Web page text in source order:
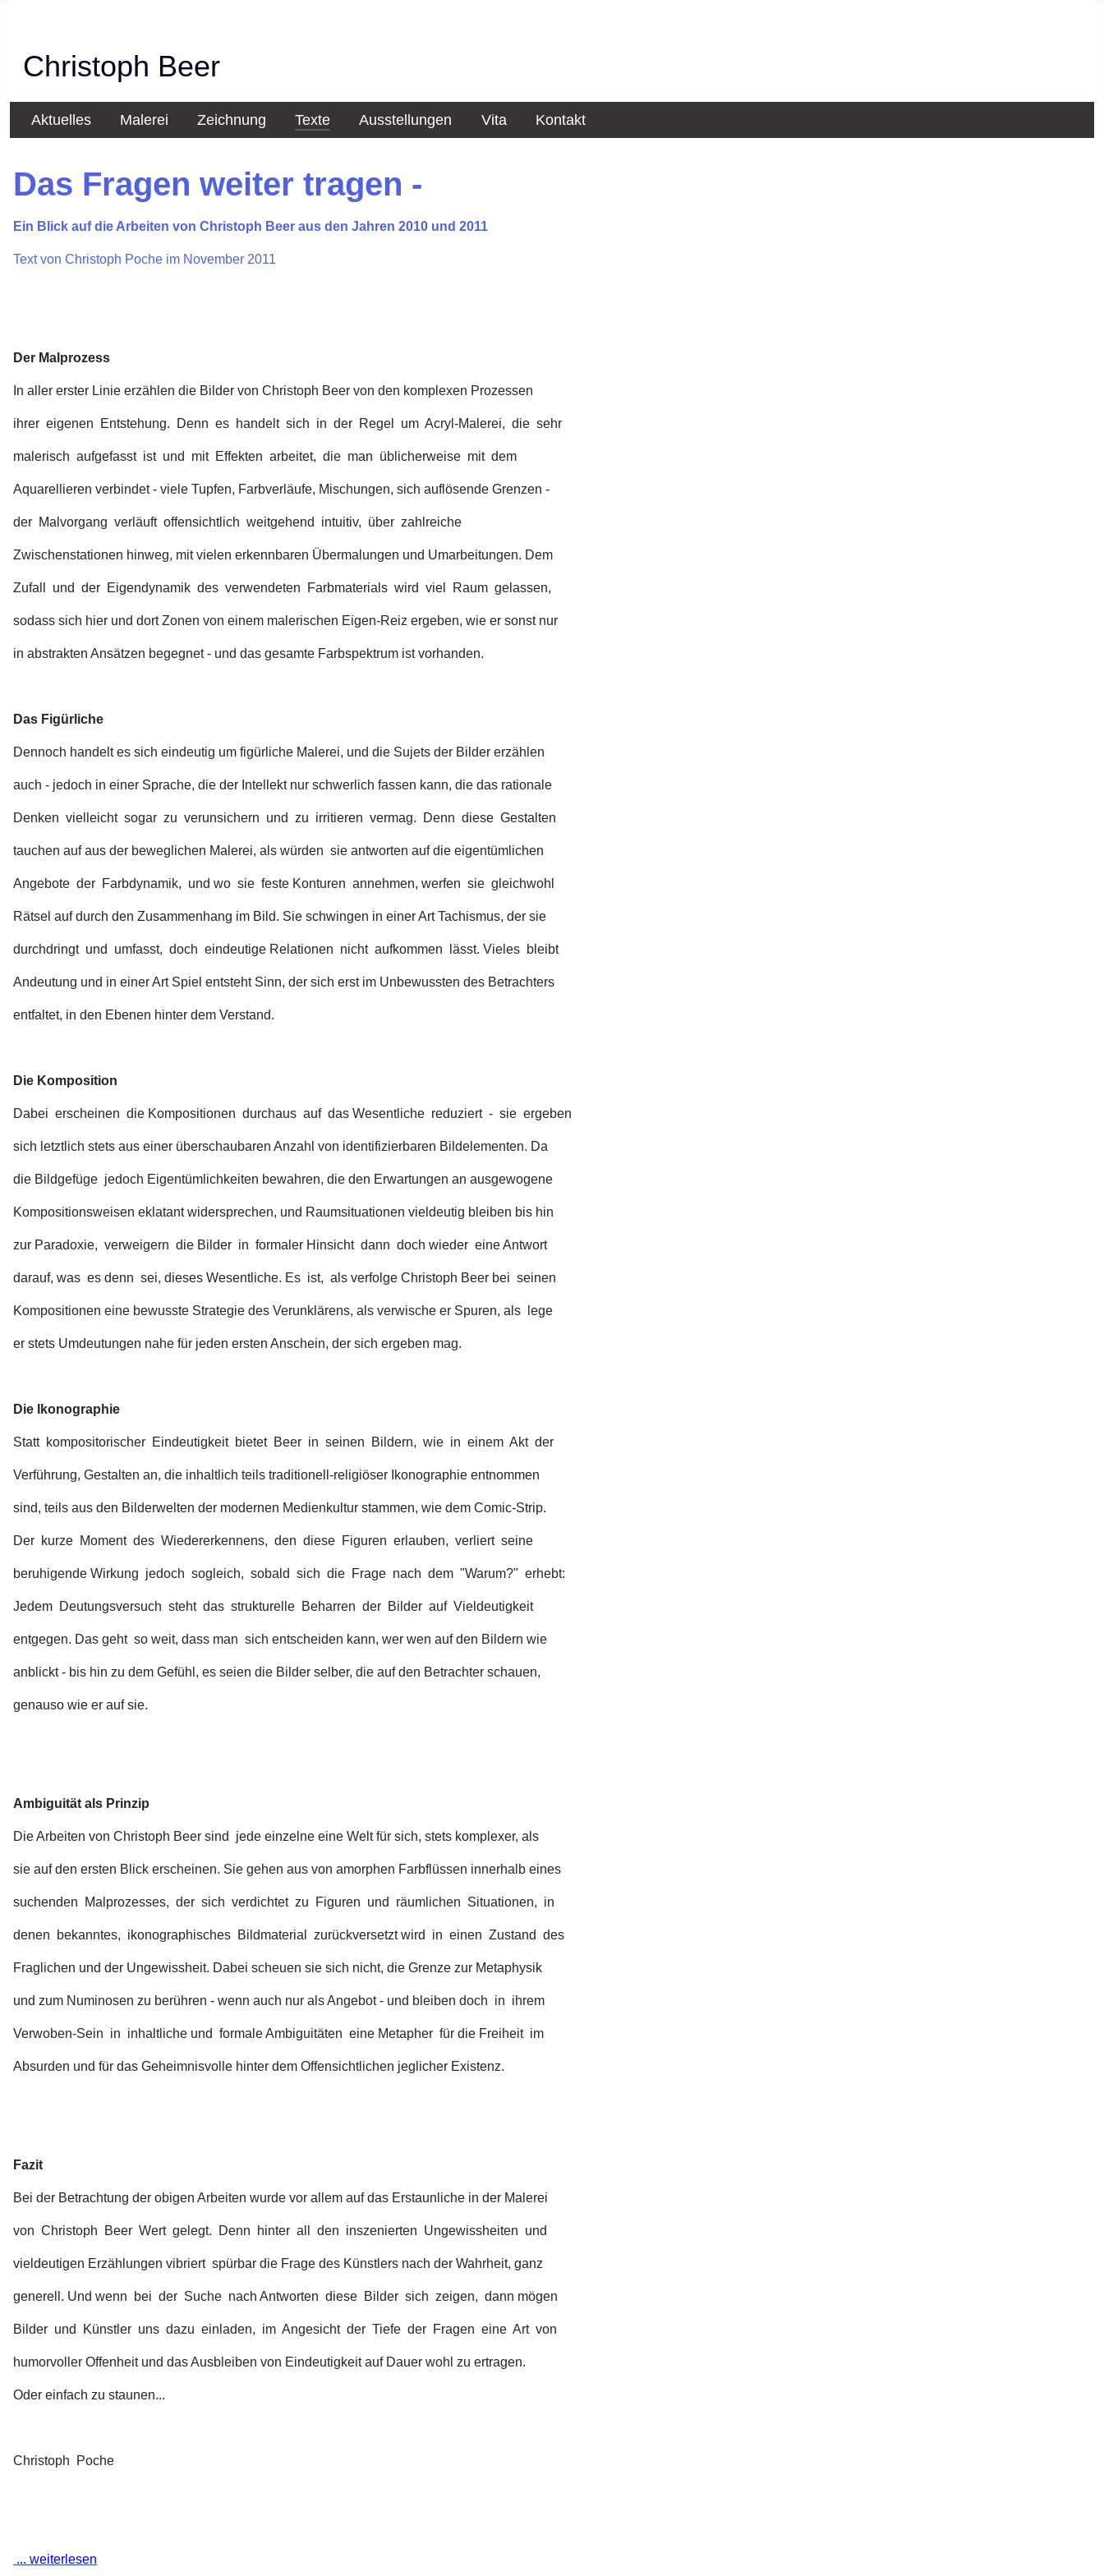
Christoph Beer
Aktuelles Malerei Zeichnung Texte Ausstellungen Vita Kontakt
Das Fragen weiter tragen -
Ein Blick auf die Arbeiten von Christoph Beer aus den Jahren 2010 und 2011
Text von Christoph Poche im November 2011
Der Malprozess
In aller erster Linie erzählen die Bilder von Christoph Beer von den komplexen Prozessen
ihrer eigenen Entstehung. Denn es handelt sich in der Regel um Acryl-Malerei, die sehr
malerisch aufgefasst ist und mit Effekten arbeitet, die man üblicherweise mit dem
Aquarellieren verbindet - viele Tupfen, Farbverläufe, Mischungen, sich auflösende Grenzen -
der Malvorgang verläuft offensichtlich weitgehend intuitiv, über zahlreiche
Zwischenstationen hinweg, mit vielen erkennbaren Übermalungen und Umarbeitungen. Dem
Zufall und der Eigendynamik des verwendeten Farbmaterials wird viel Raum gelassen,
sodass sich hier und dort Zonen von einem malerischen Eigen-Reiz ergeben, wie er sonst nur
in abstrakten Ansätzen begegnet - und das gesamte Farbspektrum ist vorhanden.
Das Figürliche
Dennoch handelt es sich eindeutig um figürliche Malerei, und die Sujets der Bilder erzählen
auch - jedoch in einer Sprache, die der Intellekt nur schwerlich fassen kann, die das rationale
Denken vielleicht sogar zu verunsichern und zu irritieren vermag. Denn diese Gestalten
tauchen auf aus der beweglichen Malerei, als würden sie antworten auf die eigentümlichen
Angebote der Farbdynamik, und wo sie feste Konturen annehmen, werfen sie gleichwohl
Rätsel auf durch den Zusammenhang im Bild. Sie schwingen in einer Art Tachismus, der sie
durchdringt und umfasst, doch eindeutige Relationen nicht aufkommen lässt. Vieles bleibt
Andeutung und in einer Art Spiel entsteht Sinn, der sich erst im Unbewussten des Betrachters
entfaltet, in den Ebenen hinter dem Verstand.
Die Komposition
Dabei erscheinen die Kompositionen durchaus auf das Wesentliche reduziert - sie ergeben
sich letztlich stets aus einer überschaubaren Anzahl von identifizierbaren Bildelementen. Da
die Bildgefüge jedoch Eigentümlichkeiten bewahren, die den Erwartungen an ausgewogene
Kompositionsweisen eklatant widersprechen, und Raumsituationen vieldeutig bleiben bis hin
zur Paradoxie, verweigern die Bilder in formaler Hinsicht dann doch wieder eine Antwort
darauf, was es denn sei, dieses Wesentliche. Es ist, als verfolge Christoph Beer bei seinen
Kompositionen eine bewusste Strategie des Verunklärens, als verwische er Spuren, als lege
er stets Umdeutungen nahe für jeden ersten Anschein, der sich ergeben mag.
Die Ikonographie
Statt kompositorischer Eindeutigkeit bietet Beer in seinen Bildern, wie in einem Akt der
Verführung, Gestalten an, die inhaltlich teils traditionell-religiöser Ikonographie entnommen
sind, teils aus den Bilderwelten der modernen Medienkultur stammen, wie dem Comic-Strip.
Der kurze Moment des Wiedererkennens, den diese Figuren erlauben, verliert seine
beruhigende Wirkung jedoch sogleich, sobald sich die Frage nach dem "Warum?" erhebt:
Jedem Deutungsversuch steht das strukturelle Beharren der Bilder auf Vieldeutigkeit
entgegen. Das geht so weit, dass man sich entscheiden kann, wer wen auf den Bildern wie
anblickt - bis hin zu dem Gefühl, es seien die Bilder selber, die auf den Betrachter schauen,
genauso wie er auf sie.
Ambiguität als Prinzip
Die Arbeiten von Christoph Beer sind jede einzelne eine Welt für sich, stets komplexer, als
sie auf den ersten Blick erscheinen. Sie gehen aus von amorphen Farbflüssen innerhalb eines
suchenden Malprozesses, der sich verdichtet zu Figuren und räumlichen Situationen, in
denen bekanntes, ikonographisches Bildmaterial zurückversetzt wird in einen Zustand des
Fraglichen und der Ungewissheit. Dabei scheuen sie sich nicht, die Grenze zur Metaphysik
und zum Numinosen zu berühren - wenn auch nur als Angebot - und bleiben doch in ihrem
Verwoben-Sein in inhaltliche und formale Ambiguitäten eine Metapher für die Freiheit im
Absurden und für das Geheimnisvolle hinter dem Offensichtlichen jeglicher Existenz.
Fazit
Bei der Betrachtung der obigen Arbeiten wurde vor allem auf das Erstaunliche in der Malerei
von Christoph Beer Wert gelegt. Denn hinter all den inszenierten Ungewissheiten und
vieldeutigen Erzählungen vibriert spürbar die Frage des Künstlers nach der Wahrheit, ganz
generell. Und wenn bei der Suche nach Antworten diese Bilder sich zeigen, dann mögen
Bilder und Künstler uns dazu einladen, im Angesicht der Tiefe der Fragen eine Art von
humorvoller Offenheit und das Ausbleiben von Eindeutigkeit auf Dauer wohl zu ertragen.
Oder einfach zu staunen...
Christoph Poche
... weiterlesen